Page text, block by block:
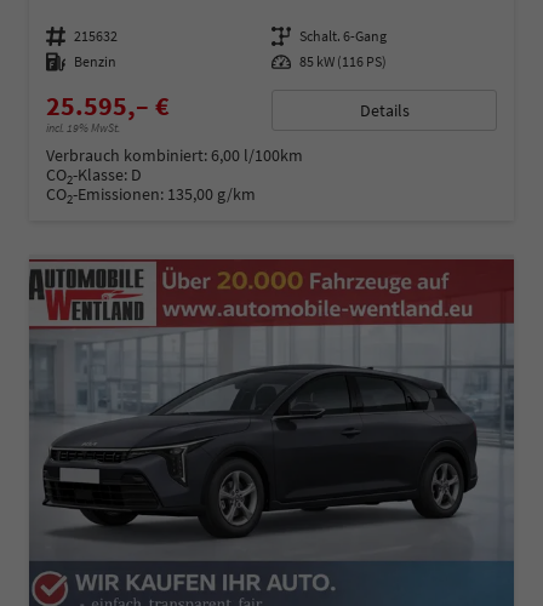
Fahrzeugnummer 215632 Getriebe Schalt. 6-Gang
Kraftstoff Benzin Leistung 85 kW (116 PS)
25.595,– €
incl. 19% MwSt.
Details
Verbrauch kombiniert:6,00 l/100km
CO2-Klasse: D
CO2-Emissionen: 135,00 g/km